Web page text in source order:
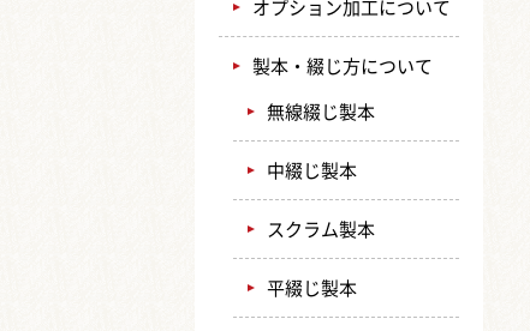
オプション加工について
製本・綴じ方について
無線綴じ製本
中綴じ製本
スクラム製本
平綴じ製本